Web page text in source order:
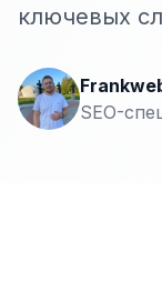
Контекстная
Яндекс.Директ
Google Ads
ключевых
SEO-